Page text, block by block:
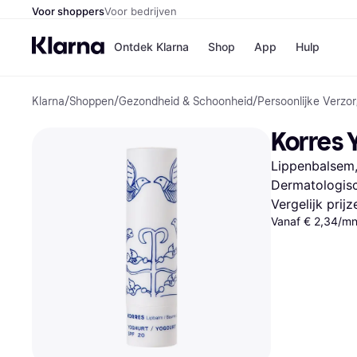
Voor shoppersVoor bedrijven
Ontdek Klarna Shop
Winkels
Bol
H&M
Kruidvat
App Hulp
Klarna/Shoppen/Gezondheid & Schoonheid/Persoonlijke
Korres
Vergelijk
Vanaf € 2,34/